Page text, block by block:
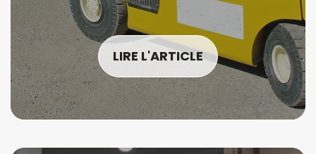
LIRE L'ARTICLE